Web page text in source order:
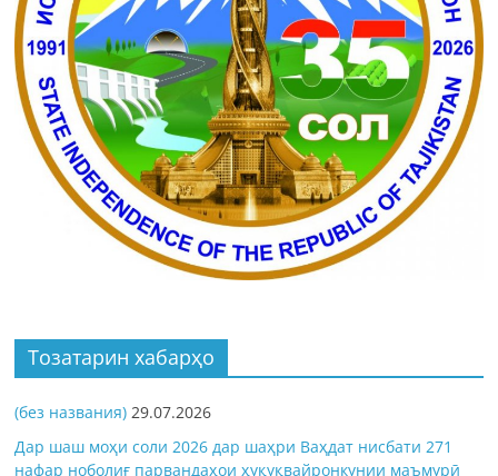
Тозатарин хабарҳо
(без названия) 29.07.2026
Дар шаш моҳи соли 2026 дар шаҳри Ваҳдат нисбати 271
нафар ноболиғ парвандаҳои ҳуқуқвайронкунии маъмурӣ